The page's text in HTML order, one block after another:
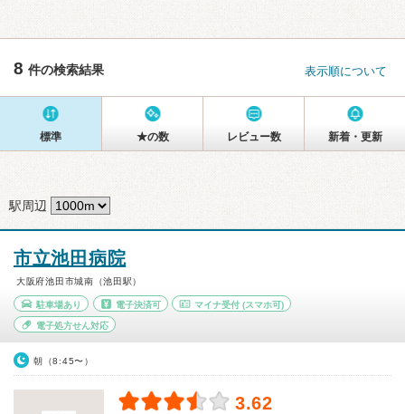
8 件の検索結果 表示順について
標準 ★の数 レビュー数 新着・更新
駅周辺
市立池田病院
大阪府池田市城南（池田駅）
駐車場あり 電子決済可 マイナ受付 (スマホ可)
電子処方せん対応
朝（8:45〜）
3.62